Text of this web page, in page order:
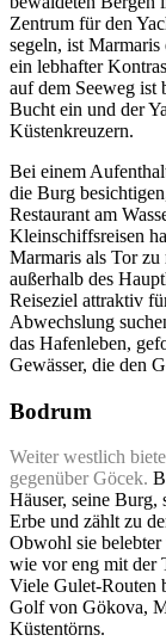
Zentrum für den
segeln, ist
ein lebhafter
auf dem Seeweg ist
Bucht ein und der
Küstenkreuzern.
Bei einem
die Burg
Restaurant am
Kleinschiffsreisen
Marmaris als Tor
außerhalb des
Reiseziel attraktiv
Abwechslung
das Hafenleben,
Gewässer, die den
Bodrum
Weiter westlich
gegenüber Göcek.
Häuser, seine Burg,
Erbe und zählt zu
Obwohl sie
wie vor eng mit der
Viele Gulet-Routen
Golf von Gökova,
Küstentörns.